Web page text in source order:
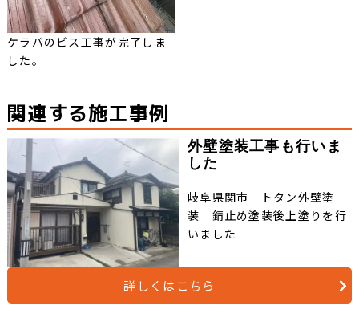
ケラバのビス工事が完了しま
した。
関連する施工事例
外壁塗装工事も行いま
した
岐阜県関市 トタン外壁塗
装 錆止め塗装後上塗りを行
いました
詳しくはこちら